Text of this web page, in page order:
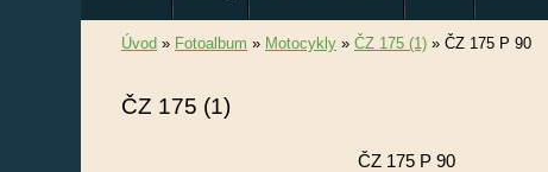
Úvod » Fotoalbum » Motocykly » ČZ 175 (1) » ČZ 175 P 90
ČZ 175 (1)
ČZ 175 P 90